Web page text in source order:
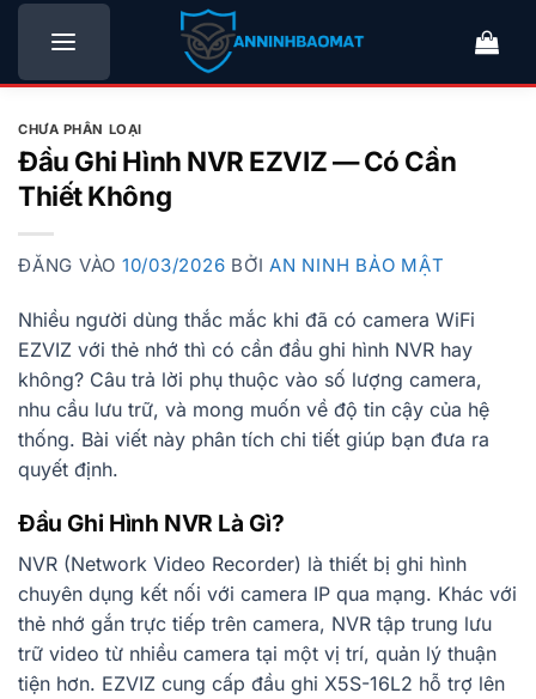
Bỏ
nội
CHƯA PHÂN LOẠI
Đầu Ghi Hình NVR EZVIZ — Có Cần
Thiết Không
ĐĂNG VÀO 10/03/2026 BỞI AN NINH BẢO MẬT
Nhiều người dùng thắc mắc khi đã có camera WiFi
EZVIZ với thẻ nhớ thì có cần đầu ghi hình NVR hay
không? Câu trả lời phụ thuộc vào số lượng camera,
nhu cầu lưu trữ, và mong muốn về độ tin cậy của hệ
thống. Bài viết này phân tích chi tiết giúp bạn đưa ra
quyết định.
Đầu Ghi Hình NVR Là Gì?
NVR (Network Video Recorder) là thiết bị ghi hình
chuyên dụng kết nối với camera IP qua mạng. Khác với
thẻ nhớ gắn trực tiếp trên camera, NVR tập trung lưu
trữ video từ nhiều camera tại một vị trí, quản lý thuận
tiện hơn. EZVIZ cung cấp đầu ghi X5S-16L2 hỗ trợ lên